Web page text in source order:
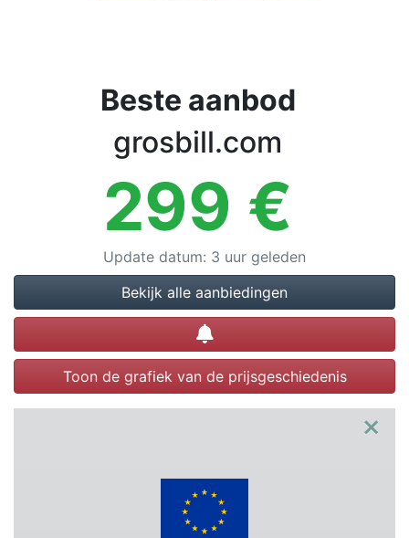
Beste aanbod
grosbill.com
299 €
Update datum: 3 uur geleden
Bekijk alle aanbiedingen
Prijsalert instellen
Toon de grafiek van de prijsgeschiedenis
×